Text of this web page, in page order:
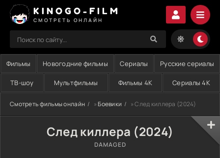
KINOGO-FILM
СМОТРЕТЬ ОНЛАЙН
Фильмы Новогодние фильмы Сериалы Русские сериалы
ТВ-шоу Мультфильмы Фильмы 4K Сериалы 4K
Смотреть фильмы онлайн »Боевики » След киллера (2024)
След киллера (2024)
DAMAGED